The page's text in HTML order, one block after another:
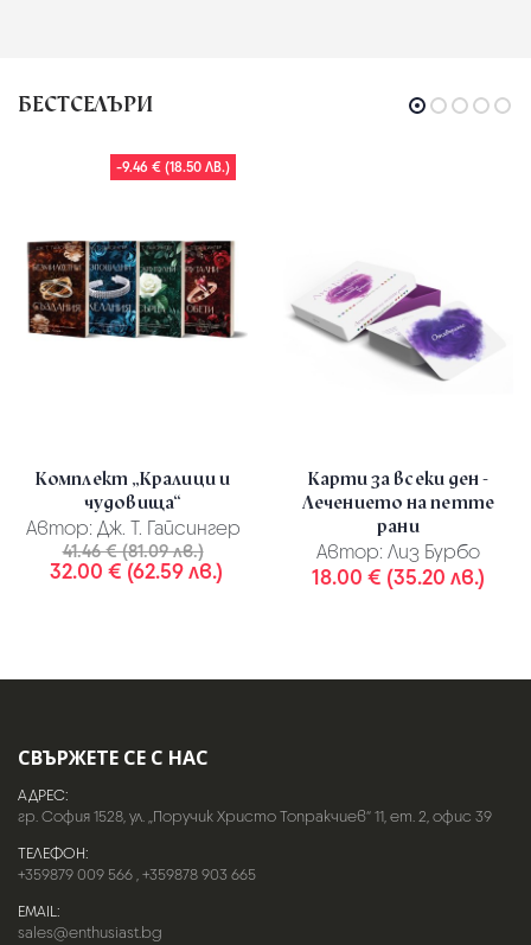
БЕСТСЕЛЪРИ
-9.46 € (18.50 ЛВ.)
Комплект „Кралици и
чудовища“
Автор: Дж. Т. Гайсингер
41.46 € (81.09 лв.)
32.00 € (62.59 лв.)
Карти за всеки ден -
Лечението на петте
рани
Автор: Лиз Бурбо
18.00 € (35.20 лв.)
СВЪРЖЕТЕ СЕ С НАС
АДРЕС:
гр. София 1528, ул. „Поручик Христо Топракчиев“ 11, ет. 2, офис 39
ТЕЛЕФОН:
+359879 009 566,+359878 903 665
EMAIL:
sales@enthusiast.bg